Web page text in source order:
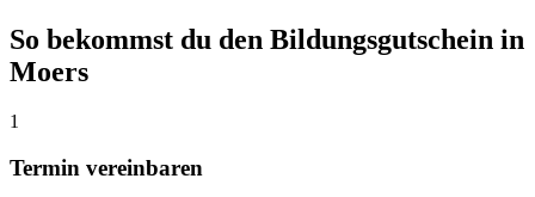
So bekommst du den Bildungsgutschein in
Moers
1
Termin vereinbaren